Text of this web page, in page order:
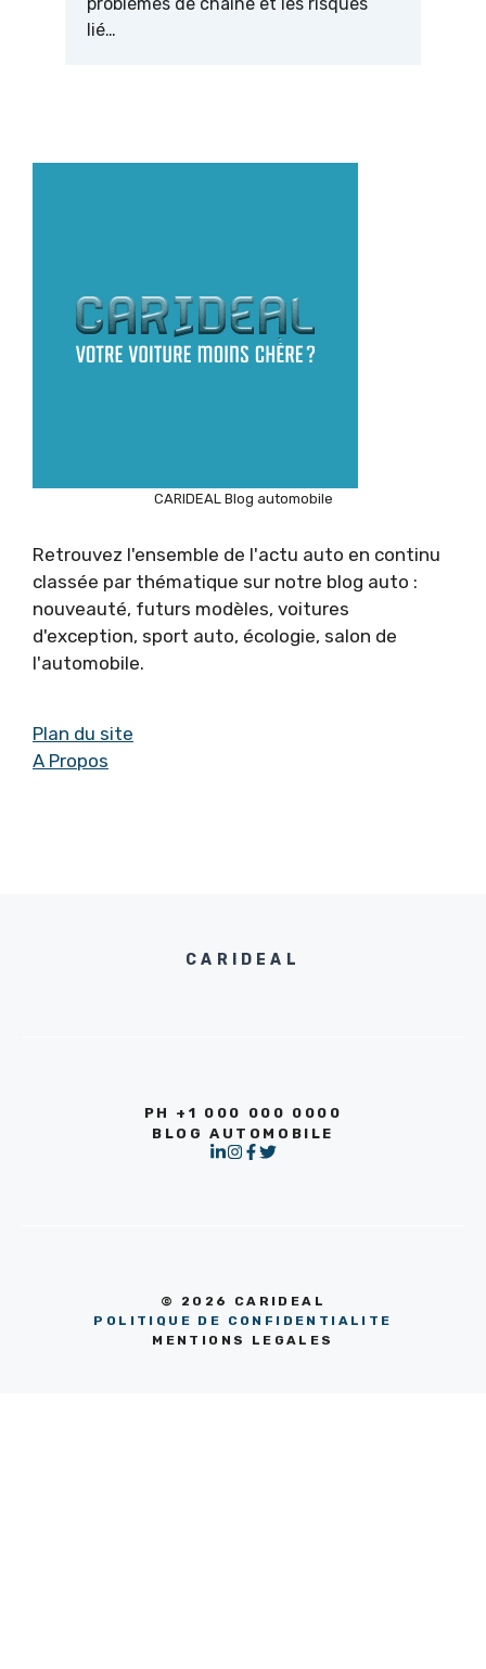
lié…
CARIDEAL Blog automobile
Retrouvez l'ensemble de l'actu auto en continu
classée par thématique sur notre blog auto :
nouveauté, futurs modèles, voitures
d'exception, sport auto, écologie, salon de
l'automobile.
Plan du site
A Propos
CARIDEAL
PH +1 000 000 0000
BLOG AUTOMOBILE
© 2026 CARIDEAL
POLITIQUE DE CONFIDENTIALITE
MENTIONS LEGALES